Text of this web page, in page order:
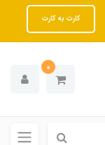
کارت به کارت
0